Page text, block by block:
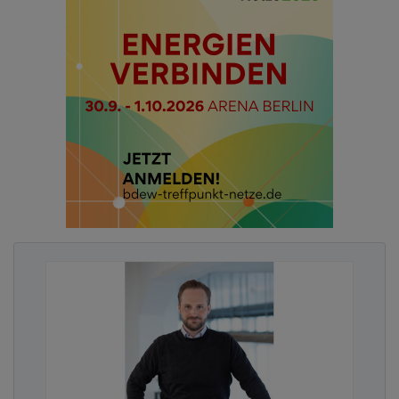
Feld, das weit über IT hinaus geht. IT-Fachleute
kennen sich nicht zwangsweise auch mit IT-
Sicherheit aus – hier ist viel Know-how und
Erfahrung gefragt. Ein SOC-Analystenteam verfügt
über dieses spezielle Security-Fachwissen. Dies ist
die Grundlage dafür, dass potenziell schädliche